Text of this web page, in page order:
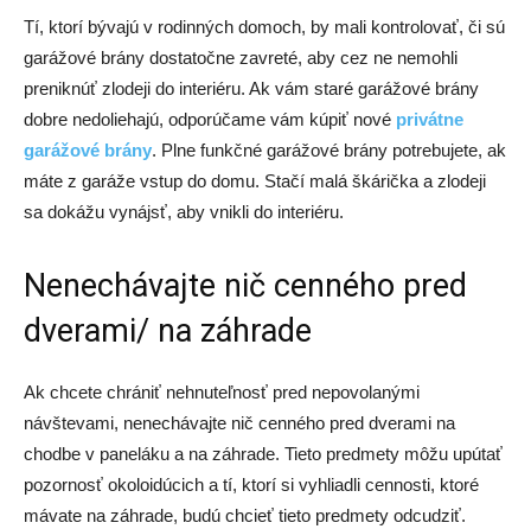
Tí, ktorí bývajú v rodinných domoch, by mali kontrolovať, či sú
garážové brány dostatočne zavreté, aby cez ne nemohli
preniknúť zlodeji do interiéru. Ak vám staré garážové brány
dobre nedoliehajú, odporúčame vám kúpiť nové privátne
garážové brány. Plne funkčné garážové brány potrebujete, ak
máte z garáže vstup do domu. Stačí malá škárička a zlodeji
sa dokážu vynájsť, aby vnikli do interiéru.
Nenechávajte nič cenného pred
dverami/ na záhrade
Ak chcete chrániť nehnuteľnosť pred nepovolanými
návštevami, nenechávajte nič cenného pred dverami na
chodbe v paneláku a na záhrade. Tieto predmety môžu upútať
pozornosť okoloidúcich a tí, ktorí si vyhliadli cennosti, ktoré
mávate na záhrade, budú chcieť tieto predmety odcudziť.